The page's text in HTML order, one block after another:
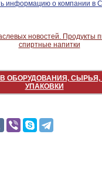
информацию о
ОБОРУДОВАНИЯ, СЫРЬЯ,
УПАКОВКИ